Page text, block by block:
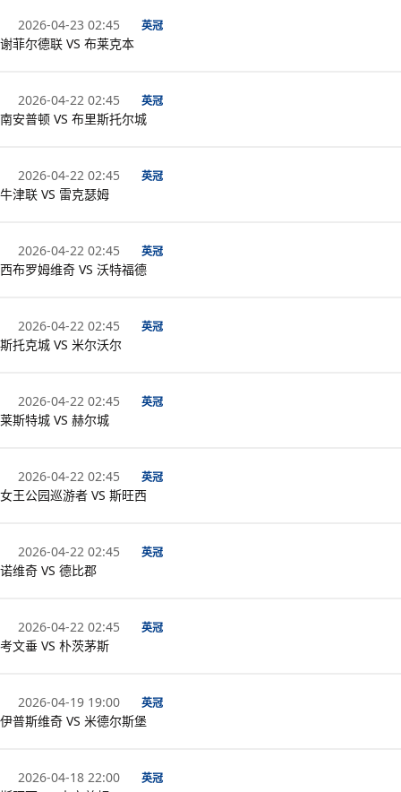
2026-04-23 02:45 英冠
谢菲尔德联 VS 布莱克本
2026-04-22 02:45 英冠
南安普顿 VS 布里斯托尔城
2026-04-22 02:45 英冠
牛津联 VS 雷克瑟姆
2026-04-22 02:45 英冠
西布罗姆维奇 VS 沃特福德
2026-04-22 02:45 英冠
斯托克城 VS 米尔沃尔
2026-04-22 02:45 英冠
莱斯特城 VS 赫尔城
2026-04-22 02:45 英冠
女王公园巡游者 VS 斯旺西
2026-04-22 02:45 英冠
诺维奇 VS 德比郡
2026-04-22 02:45 英冠
考文垂 VS 朴茨茅斯
2026-04-19 19:00 英冠
伊普斯维奇 VS 米德尔斯堡
2026-04-18 22:00 英冠